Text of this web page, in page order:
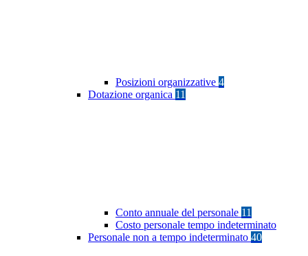
Posizioni organizzative 4
Dotazione organica 11
Conto annuale del personale 11
Costo personale tempo indeterminato
Personale non a tempo indeterminato 40